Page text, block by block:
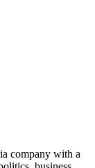
company with a